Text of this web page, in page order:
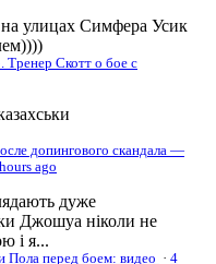
улицах Симфера Усик
Тренер Скотт о бое с
допингового скандала —
ago
дуже
Джошуа ніколи не
і я...
Пола перед боем: видео · 4